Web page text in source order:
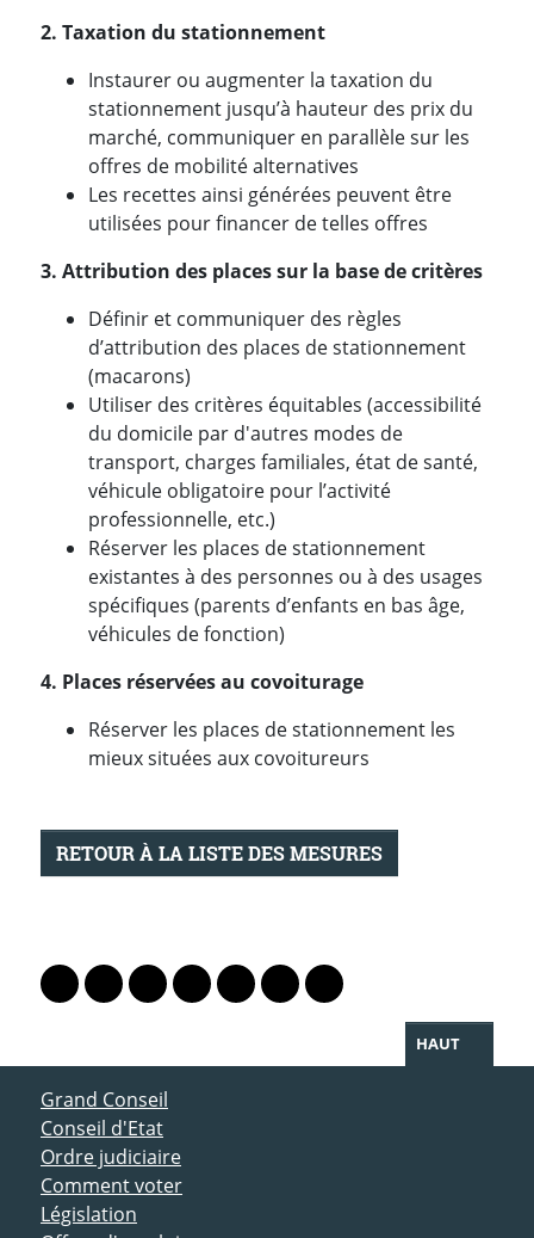
2. Taxation du stationnement
Instaurer ou augmenter la taxation du
stationnement jusqu’à hauteur des prix du
marché, communiquer en parallèle sur les
offres de mobilité alternatives
Les recettes ainsi générées peuvent être
utilisées pour financer de telles offres
3. Attribution des places sur la base de critères
Définir et communiquer des règles
d’attribution des places de stationnement
(macarons)
Utiliser des critères équitables (accessibilité
du domicile par d'autres modes de
transport, charges familiales, état de santé,
véhicule obligatoire pour l’activité
professionnelle, etc.)
Réserver les places de stationnement
existantes à des personnes ou à des usages
spécifiques (parents d’enfants en bas âge,
véhicules de fonction)
4. Places réservées au covoiturage
Réserver les places de stationnement les
mieux situées aux covoitureurs
RETOUR À LA LISTE DES MESURES
Lien vers le profil Mastodon
Lien vers le profil Bluesky
Lien vers le profil Instagram
Lien vers le profil Linkedin
Lien vers le profil Facebook
Lien vers le profil Twitter
Partager par WhatsApp
HAUT
ACCÈS DIRECT
Grand Conseil
Conseil d'Etat
Ordre judiciaire
Comment voter
Législation